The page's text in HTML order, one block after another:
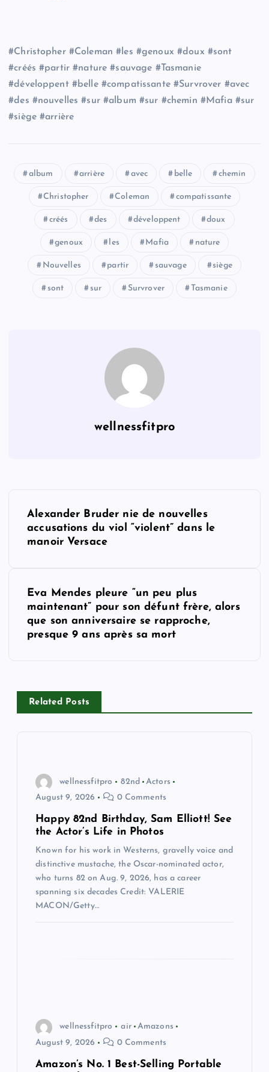
#Christopher #Coleman #les #genoux #doux #sont
#créés #partir #nature #sauvage #Tasmanie
#développent #belle #compatissante #Survrover #avec
#des #nouvelles #sur #album #sur #chemin #Mafia #sur
#siège #arrière
album arrière avec belle chemin
Christopher Coleman compatissante
créés des développent doux
genoux les Mafia nature
Nouvelles partir sauvage siège
sont sur Survrover Tasmanie
wellnessfitpro
Alexander Bruder nie de nouvelles
accusations du viol “violent” dans le
manoir Versace
Eva Mendes pleure “un peu plus
maintenant” pour son défunt frère, alors
que son anniversaire se rapproche,
presque 9 ans après sa mort
Related Posts
wellnessfitpro 82nd
Actors
August 9, 2026
0 Comments
Happy 82nd Birthday, Sam Elliott! See
the Actor’s Life in Photos
Known for his work in Westerns, gravelly voice and
distinctive mustache, the Oscar-nominated actor,
who turns 82 on Aug. 9, 2026, has a career
spanning six decades Credit: VALERIE
MACON/Getty…
wellnessfitpro air
Amazons
August 9, 2026
0 Comments
Amazon’s No. 1 Best-Selling Portable